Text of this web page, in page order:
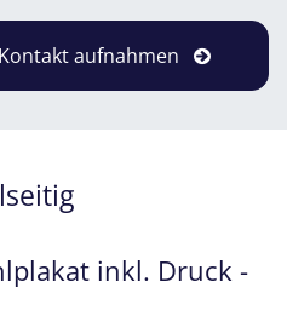
aufnahmen
inkl. Druck -